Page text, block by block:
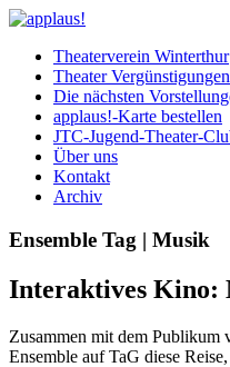
Theaterverein Winterthur
Theater Vergünstigungen
Die nächsten
applaus!-Karte bestellen
JTC-Jugend-Theater-
Über uns
Kontakt
Archiv
Ensemble Tag | Musik
Interaktives
Zusammen mit dem Publikum
Ensemble auf TaG diese